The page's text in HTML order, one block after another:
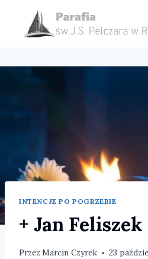
treści
INTENCJE PO POGRZEBIE
+ Jan Feliszek
Przez Marcin Czyrek 23